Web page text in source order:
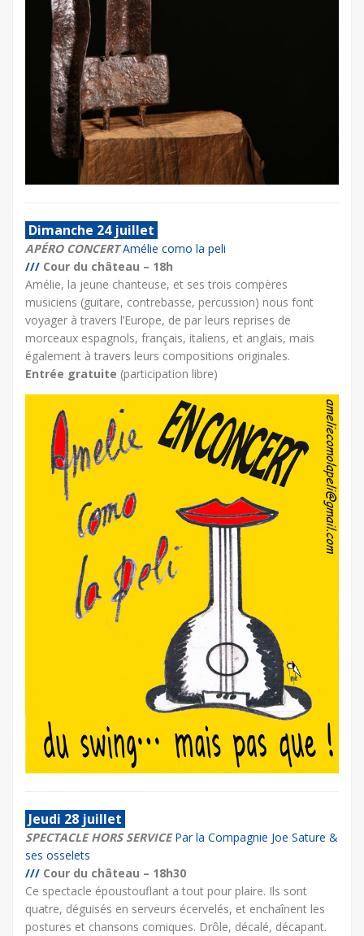
Dimanche 24 juillet
APÉRO CONCERT Amélie como la peli
/// Cour du château – 18h
Amélie, la jeune chanteuse, et ses trois compères
musiciens (guitare, contrebasse, percussion) nous font
voyager à travers l’Europe, de par leurs reprises de
morceaux espagnols, français, italiens, et anglais, mais
également à travers leurs compositions originales.
Entrée gratuite (participation libre)
Jeudi 28 juillet
SPECTACLE HORS SERVICE Par la Compagnie Joe Sature &
ses osselets
/// Cour du château – 18h30
Ce spectacle époustouflant a tout pour plaire. Ils sont
quatre, déguisés en serveurs écervelés, et enchaînent les
postures et chansons comiques. Drôle, décalé, décapant.